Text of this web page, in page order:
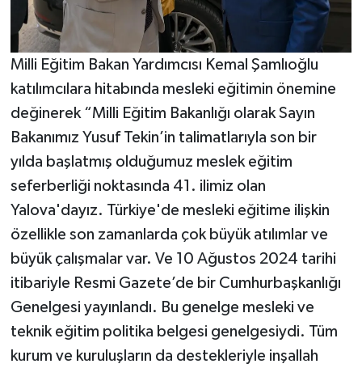
Milli Eğitim Bakan Yardımcısı Kemal Şamlıoğlu
katılımcılara hitabında mesleki eğitimin önemine
değinerek “Milli Eğitim Bakanlığı olarak Sayın
Bakanımız Yusuf Tekin’in talimatlarıyla son bir
yılda başlatmış olduğumuz meslek eğitim
seferberliği noktasında 41. ilimiz olan
Yalova'dayız. Türkiye'de mesleki eğitime ilişkin
özellikle son zamanlarda çok büyük atılımlar ve
büyük çalışmalar var. Ve 10 Ağustos 2024 tarihi
itibariyle Resmi Gazete’de bir Cumhurbaşkanlığı
Genelgesi yayınlandı. Bu genelge mesleki ve
teknik eğitim politika belgesi genelgesiydi. Tüm
kurum ve kuruluşların da destekleriyle inşallah